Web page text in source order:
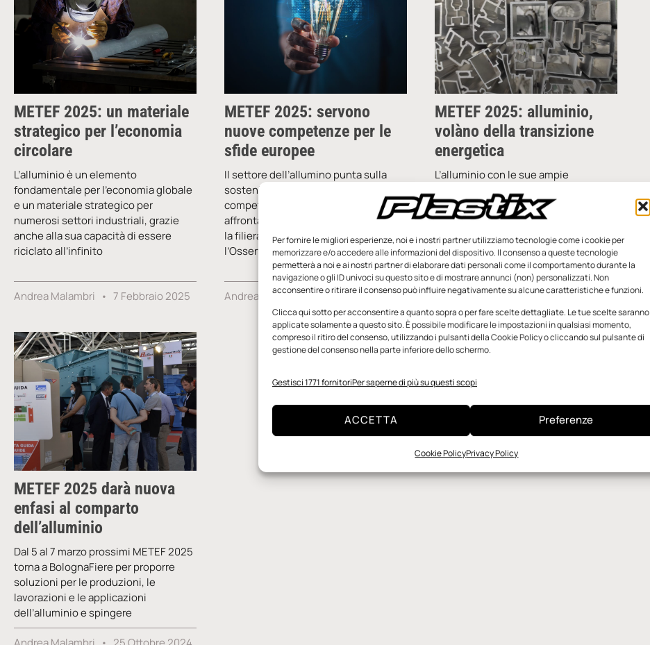
Per fornire le migliori esperienze, noi e i nostri partner utilizziamo tecnologie come i cookie per
memorizzare e/o accedere alle informazioni del dispositivo. Il consenso a queste tecnologie
permetterà a noi e ai nostri partner di elaborare dati personali come il comportamento durante la
navigazione o gli ID univoci su questo sito e di mostrare annunci (non) personalizzati. Non
acconsentire o ritirare il consenso può influire negativamente su alcune caratteristiche e funzioni.
Clicca qui sotto per acconsentire a quanto sopra o per fare scelte dettagliate. Le tue scelte saranno
applicate solamente a questo sito. È possibile modificare le impostazioni in qualsiasi momento,
compreso il ritiro del consenso, utilizzando i pulsanti della Cookie Policy o cliccando sul pulsante di
gestione del consenso nella parte inferiore dello schermo.
Gestisci 1771 fornitoriPer saperne di più su questi scopi
ACCETTA Preferenze
Cookie PolicyPrivacy Policy
METEF 2025: un materiale
strategico per l’economia
circolare
L’alluminio è un elemento
fondamentale per l’economia globale
e un materiale strategico per
numerosi settori industriali, grazie
anche alla sua capacità di essere
riciclato all’infinito
Andrea Malambri 7 Febbraio 2025
METEF 2025: servono
nuove competenze per le
sfide europee
Il settore dell’allumino punta sulla
sostenibilità e sulle nuove
competenze dei giovani per
affrontare le sfide europee che tutta
la filiera dovrà affrontare. Secondo
l’Osservatorio
Andrea Malambri 3 Febbraio 2025
METEF 2025: alluminio,
volàno della transizione
energetica
L’alluminio con le sue ampie
possibilità di utilizzo nell’automotive
e nei trasporti, nell’edilizia, nella
meccanica, nell’aerospaziale, negli
imballaggi e nell’elettronica è
fondamentale per la transizione
Andrea Malambri
24 Dicembre
2024
METEF 2025 darà nuova
enfasi al comparto
dell’alluminio
Dal 5 al 7 marzo prossimi METEF 2025
torna a BolognaFiere per proporre
soluzioni per le produzioni, le
lavorazioni e le applicazioni
dell’alluminio e spingere